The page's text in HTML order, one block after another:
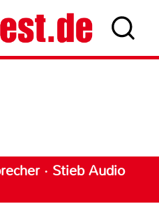
· Stieb Audio